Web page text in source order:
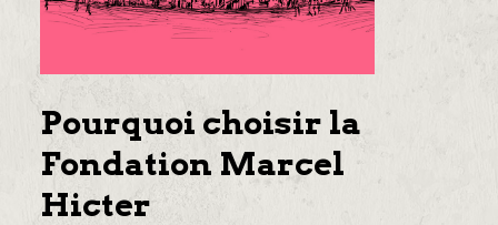
Pourquoi choisir la
Fondation Marcel
Hicter